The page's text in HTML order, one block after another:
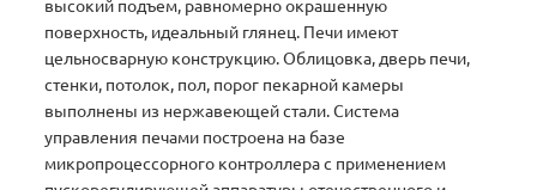
высокий подъем, равномерно окрашенную
поверхность, идеальный глянец. Печи имеют
цельносварную конструкцию. Облицовка, дверь печи,
стенки, потолок, пол, порог пекарной камеры
выполнены из нержавеющей стали. Система
управления печами построена на базе
микропроцессорного контроллера с применением